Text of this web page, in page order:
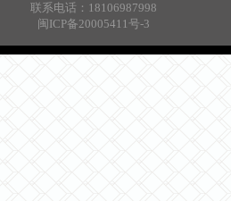
联系电话：18106987998
闽ICP备20005411号-3